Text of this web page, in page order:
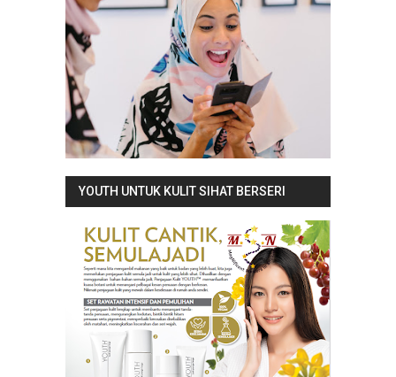
YOUTH UNTUK KULIT SIHAT BERSERI